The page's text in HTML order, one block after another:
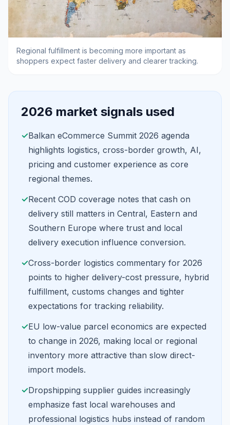
Regional fulfillment is becoming more important as
shoppers expect faster delivery and clearer tracking.
2026 market signals used
✓Balkan eCommerce Summit 2026 agenda
highlights logistics, cross-border growth, AI,
pricing and customer experience as core
regional themes.
✓Recent COD coverage notes that cash on
delivery still matters in Central, Eastern and
Southern Europe where trust and local
delivery execution influence conversion.
✓Cross-border logistics commentary for 2026
points to higher delivery-cost pressure, hybrid
fulfillment, customs changes and tighter
expectations for tracking reliability.
✓EU low-value parcel economics are expected
to change in 2026, making local or regional
inventory more attractive than slow direct-
import models.
✓Dropshipping supplier guides increasingly
emphasize fast local warehouses and
professional logistics hubs instead of random